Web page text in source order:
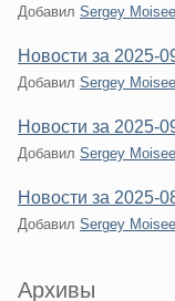
Добавил Sergey
Новости за 2025-
Добавил Sergey
Новости за 2025-
Добавил Sergey
Новости за 2025-
Добавил Sergey
Sidebar
Архивы